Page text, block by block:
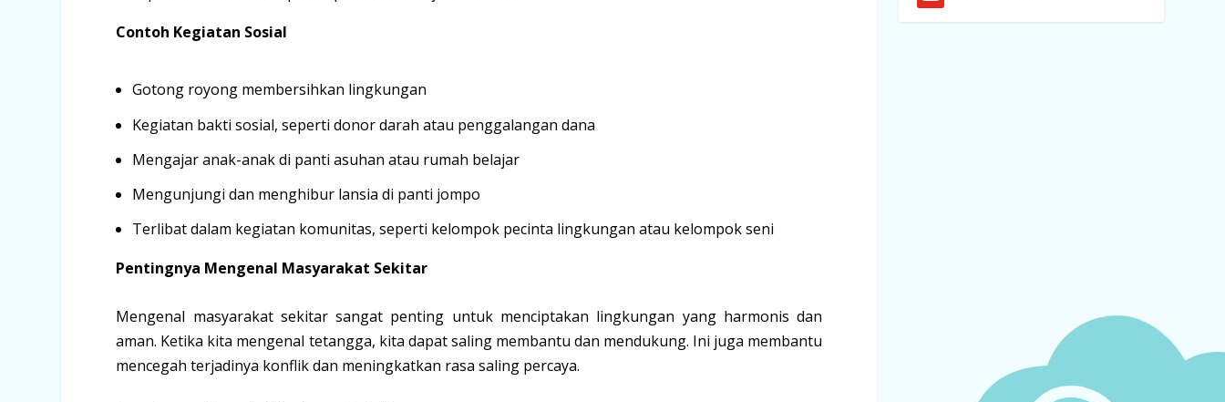
Contoh Kegiatan Sosial
Gotong royong membersihkan lingkungan
Kegiatan bakti sosial, seperti donor darah atau penggalangan dana
Mengajar anak-anak di panti asuhan atau rumah belajar
Mengunjungi dan menghibur lansia di panti jompo
Terlibat dalam kegiatan komunitas, seperti kelompok pecinta lingkungan atau kelompok seni
Pentingnya Mengenal Masyarakat Sekitar
Mengenal masyarakat sekitar sangat penting untuk menciptakan lingkungan yang harmonis dan
aman. Ketika kita mengenal tetangga, kita dapat saling membantu dan mendukung. Ini juga membantu
mencegah terjadinya konflik dan meningkatkan rasa saling percaya.